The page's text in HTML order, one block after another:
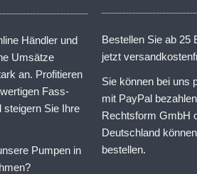
Händler und
Umsätze
an. Profitieren
Fass-
steigern Sie Ihre
Pumpen in
Bestellen Sie ab 25
jetzt
Sie können bei uns
mit PayPal
Rechtsform GmbH
Deutschland
bestellen.